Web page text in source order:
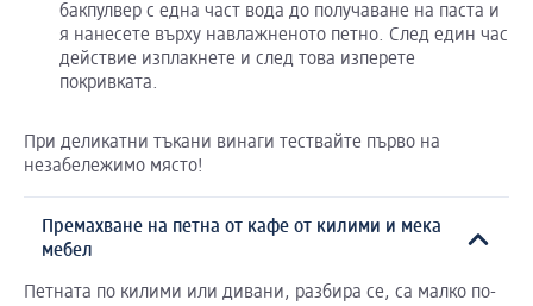
бакпулвер с една част вода до получаване на паста и
я нанесете върху навлажненото петно. След един час
действие изплакнете и след това изперете
покривката.
При деликатни тъкани винаги тествайте първо на
незабележимо място!
Премахване на петна от кафе от килими и мека
мебел
Петната по килими или дивани, разбира се, са малко по-